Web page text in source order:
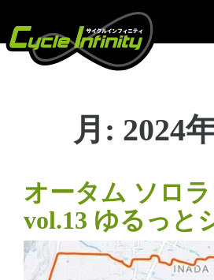
テ
月: 2024
オータム ソロラ
vol.13 ゆるっと